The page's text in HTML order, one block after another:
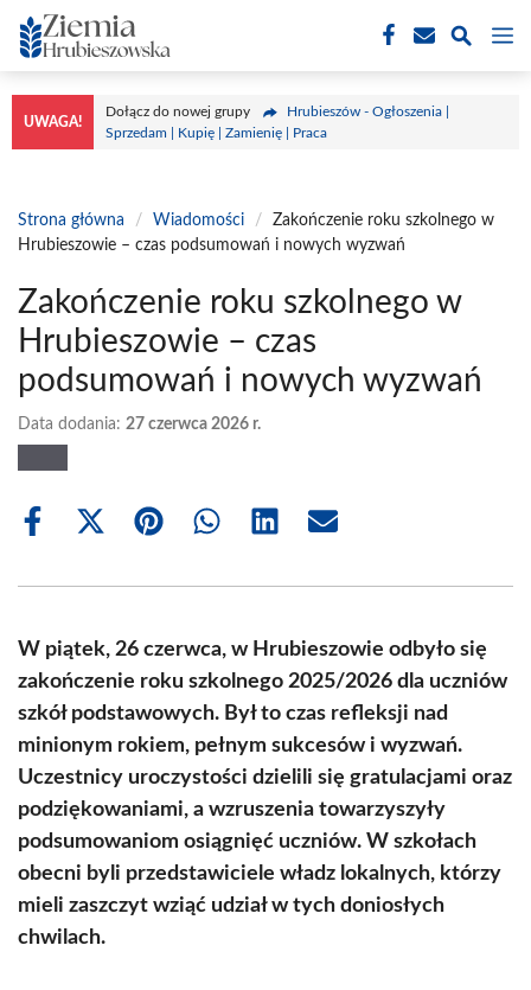
Przejdź
do
treści
UWAGA!
Dołącz do nowej grupy
Hrubieszów - Ogłoszenia |
Sprzedam | Kupię | Zamienię | Praca
Strona główna / Wiadomości /
Zakończenie roku szkolnego w
Hrubieszowie – czas podsumowań i nowych wyzwań
Zakończenie roku szkolnego w
Hrubieszowie – czas
podsumowań i nowych wyzwań
Data dodania: 27 czerwca 2026 r.
Share
Share
(Twitter)
Share Share Share Share
W piątek, 26 czerwca, w Hrubieszowie odbyło się
zakończenie roku szkolnego 2025/2026 dla uczniów
szkół podstawowych. Był to czas refleksji nad
minionym rokiem, pełnym sukcesów i wyzwań.
Uczestnicy uroczystości dzielili się gratulacjami oraz
podziękowaniami, a wzruszenia towarzyszyły
podsumowaniom osiągnięć uczniów. W szkołach
obecni byli przedstawiciele władz lokalnych, którzy
mieli zaszczyt wziąć udział w tych doniosłych
chwilach.